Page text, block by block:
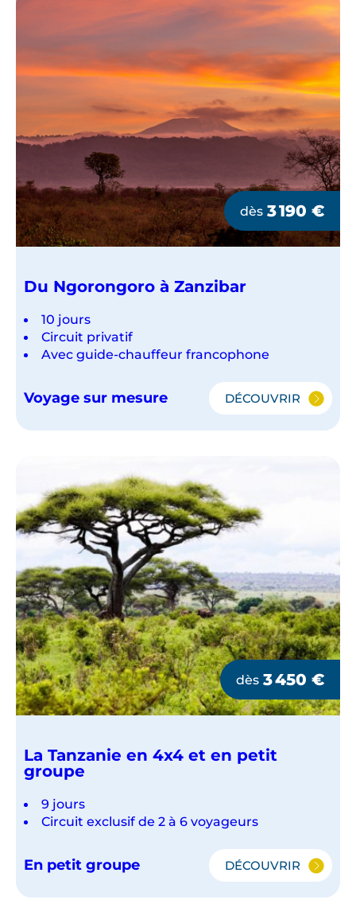
dès 3 190 €
Du Ngorongoro à Zanzibar
10 jours
Circuit privatif
Avec guide-chauffeur francophone
Voyage sur mesure DÉCOUVRIR
DU
dès 3 450 €
La Tanzanie en 4x4 et en petit
groupe
9 jours
Circuit exclusif de 2 à 6 voyageurs
En petit groupe DÉCOUVRIR
LA